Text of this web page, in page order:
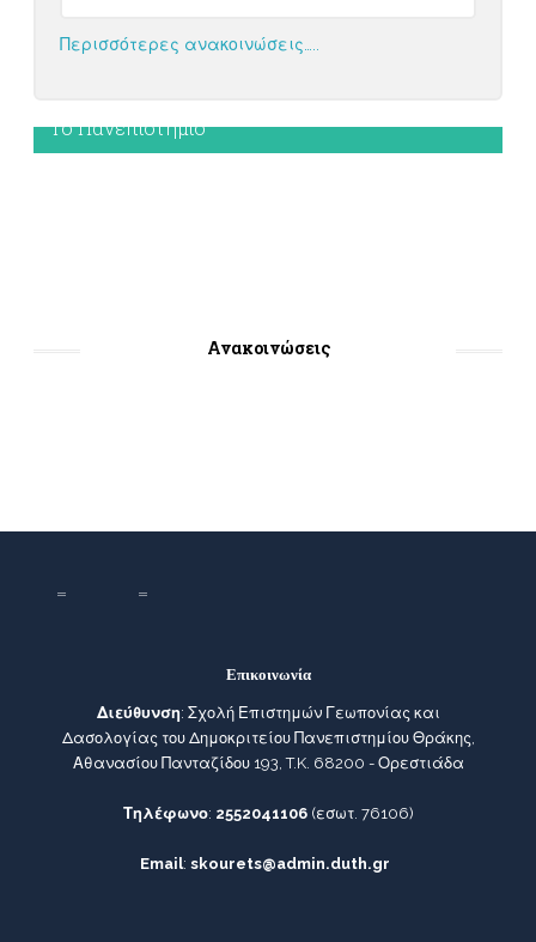
Περισσότερες ανακοινώσεις…..
Το Πανεπιστήμιο
Ανακοινώσεις
Επικοινωνία
Διεύθυνση: Σχολή Επιστημών Γεωπονίας και
Δασολογίας του Δημοκριτείου Πανεπιστημίου Θράκης,
Αθανασίου Πανταζίδου 193, T.K. 68200 - Ορεστιάδα
Τηλέφωνο: 2552041106(εσωτ. 76106)
Email: skourets@admin.duth.gr